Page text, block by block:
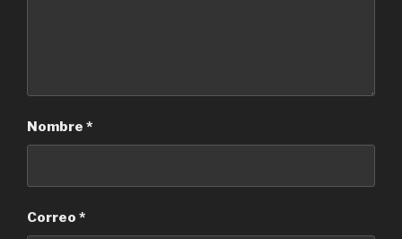
Nombre *
Correo *